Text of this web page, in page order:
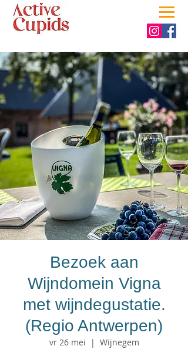
Bezoek aan
Wijndomein Vigna
met wijndegustatie.
(Regio Antwerpen)
vr 26 mei
  |
Wijnegem